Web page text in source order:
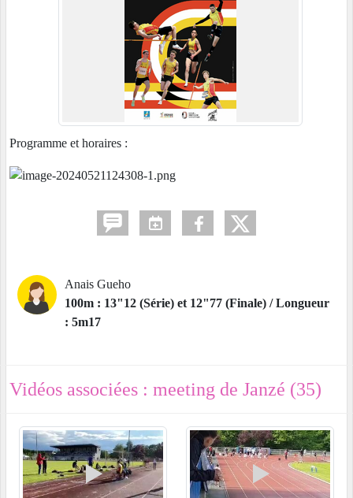
Programme et horaires :
Anais Gueho
100m : 13"12 (Série) et 12"77 (Finale) / Longueur
: 5m17
Vidéos associées : meeting de Janzé (35)